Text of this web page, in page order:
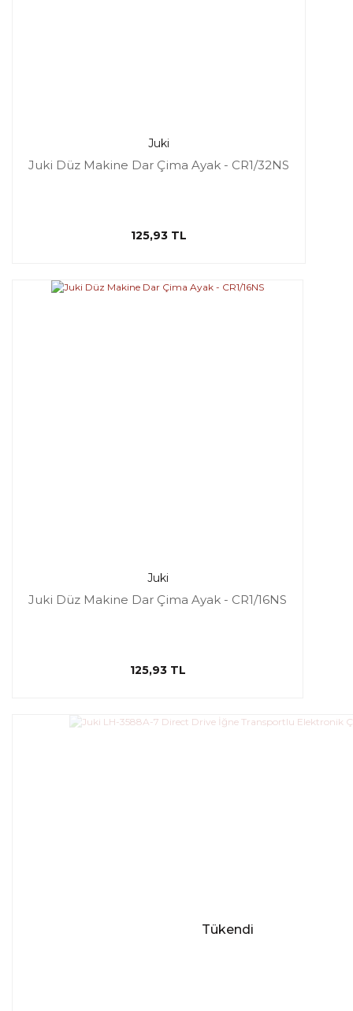
Juki
Juki Düz Makine Dar Çima Ayak - CR1/32NS
125,93 TL
Juki
Juki Düz Makine Dar Çima Ayak - CR1/16NS
125,93 TL
Tükendi